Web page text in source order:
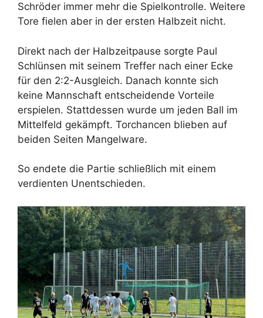
Schröder immer mehr die Spielkontrolle. Weitere
Tore fielen aber in der ersten Halbzeit nicht.
Direkt nach der Halbzeitpause sorgte Paul
Schlünsen mit seinem Treffer nach einer Ecke
für den 2:2-Ausgleich. Danach konnte sich
keine Mannschaft entscheidende Vorteile
erspielen. Stattdessen wurde um jeden Ball im
Mittelfeld gekämpft. Torchancen blieben auf
beiden Seiten Mangelware.
So endete die Partie schließlich mit einem
verdienten Unentschieden.